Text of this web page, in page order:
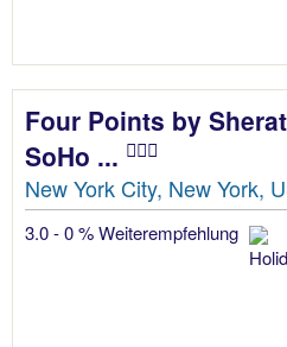
Four Points by
SoHo ...
New York City, New York,
3.0 - 0 % Weiterempfehlung